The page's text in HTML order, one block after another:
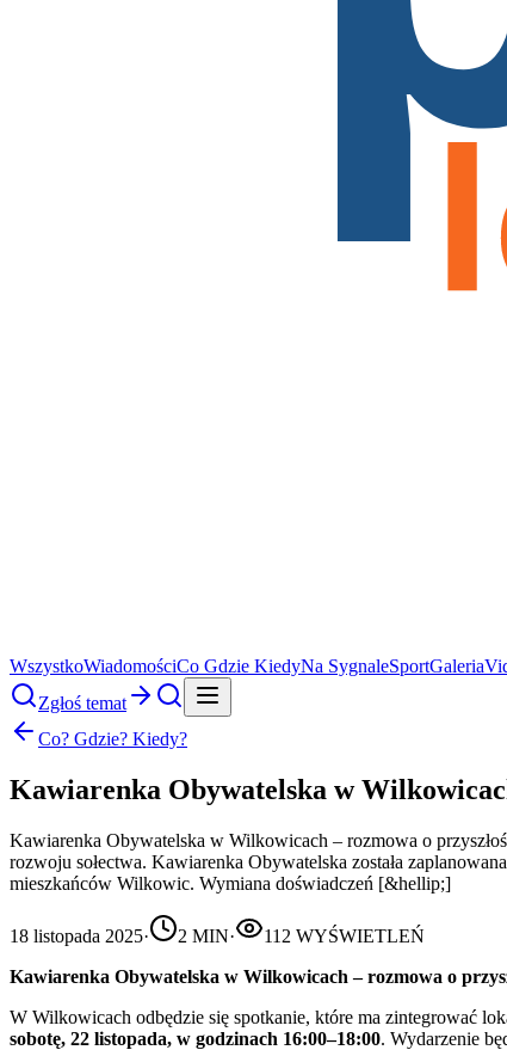
WszystkoWiadomościCo Gdzie KiedyNa SygnaleSportGaleria
Zgłoś temat
Co? Gdzie? Kiedy?
Kawiarenka Obywatelska w
Kawiarenka Obywatelska w Wilkowicach – rozmowa o
rozwoju sołectwa. Kawiarenka Obywatelska została
mieszkańców Wilkowic. Wymiana doświadczeń [&hellip;]
18 listopada 2025· 2 MIN· 112 WYŚWIETLEŃ
Kawiarenka Obywatelska w Wilkowicach – rozmowa o
W Wilkowicach odbędzie się spotkanie, które ma zintegrować
sobotę, 22 listopada, w godzinach 16:00–18:00. Wydarzenie